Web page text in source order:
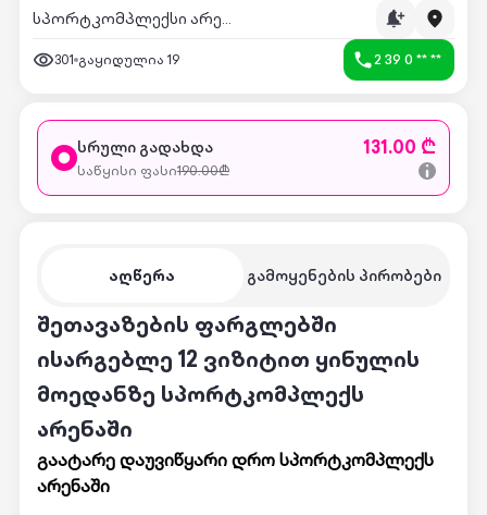
სპორტკომპლექსი არენა I
301 გაყიდულია 19 2 39 0 ** **
აღწერა გამოყენების პირობები
შეთავაზების ფარგლებში
ისარგებლე 12 ვიზიტით ყინულის
მოედანზე სპორტკომპლექს
არენაში
გაატარე დაუვიწყარი დრო სპორტკომპლექს
არენაში
სრული გადახდა 131.00 ₾
საწყისი ფასი190.00₾